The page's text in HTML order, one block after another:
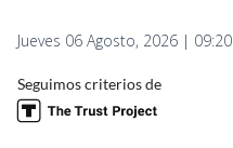
Jueves 06 Agosto, 2026 | 09:20
Seguimos criterios de